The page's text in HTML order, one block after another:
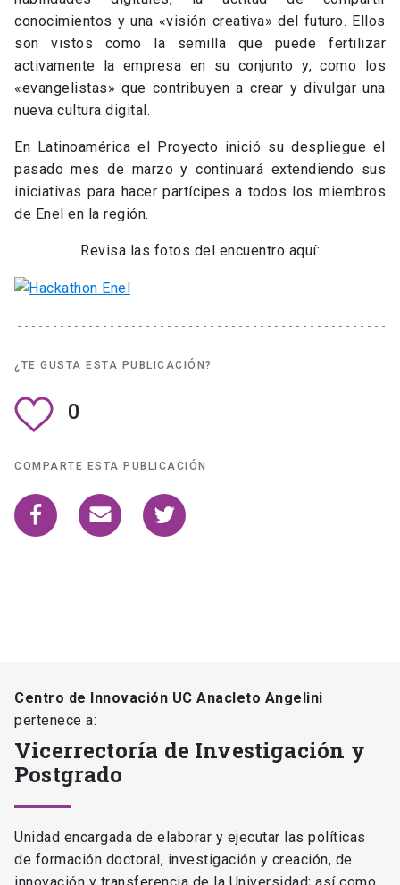
conocimientos y una «visión creativa» del futuro. Ellos
son vistos como la semilla que puede fertilizar
activamente la empresa en su conjunto y, como los
«evangelistas» que contribuyen a crear y divulgar una
nueva cultura digital.
En Latinoamérica el Proyecto inició su despliegue el
pasado mes de marzo y continuará extendiendo sus
iniciativas para hacer partícipes a todos los miembros
de Enel en la región.
Revisa las fotos del encuentro aquí:
¿TE GUSTA ESTA PUBLICACIÓN?
0
COMPARTE ESTA PUBLICACIÓN
Centro de Innovación UC Anacleto Angelini
pertenece a:
Vicerrectoría de Investigación y
Postgrado
Unidad encargada de elaborar y ejecutar las políticas
de formación doctoral, investigación y creación, de